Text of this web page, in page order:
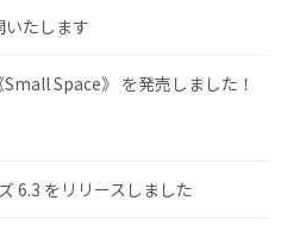
たします
Space》 を発売しました！
6.3 をリリースしました